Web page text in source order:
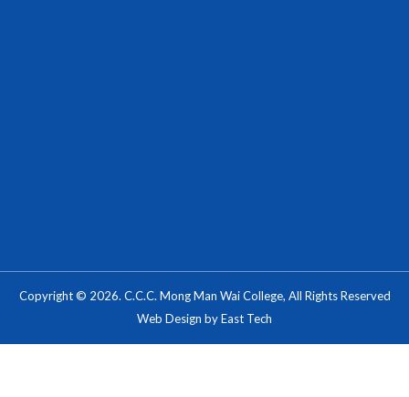
Copyright © 2026. C.C.C. Mong Man Wai College, All Rights Reserved
Web Design byEast Tech